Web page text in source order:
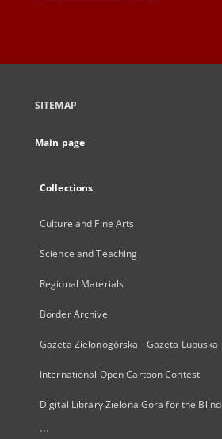
SITEMAP
Main page
Collections
Culture and Fine Arts
Science and Teaching
Regional Materials
Border Archive
Gazeta Zielonogórska - Gazeta Lubuska
International Open Cartoon Contest
Digital Library Zielona Gora for the Blind
...